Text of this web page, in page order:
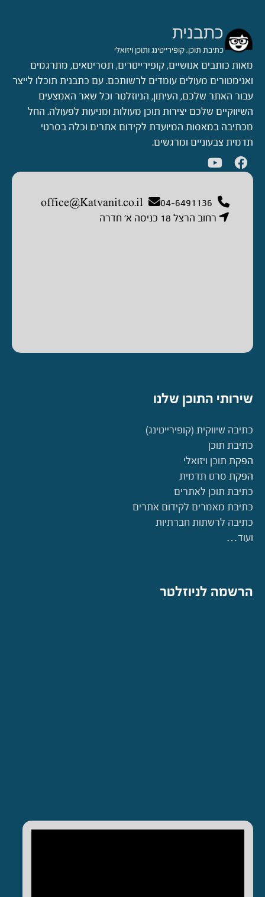
כתבנית
כתיבת תוכן, קופירייטינג ותוכן ויזואלי
מאות כותבים אנושיים, קופירייטרים, תסריטאים, מתרגמים
ואנימטורים מעולים עומדים לרשותכם. עם כתבנית תוכלו לייצר
עבור האתר שלכם, העיתון, הניוזלטר וכל שאר האמצעים
השיווקיים שלכם יצירות תוכן מעולות ומניעות לפעולה. החל
מכתיבה במאסות המיועדת לקידום אתרים וכלה בסרטי
תדמית צבעוניים ומרגשים.
04-6491136
office@Katvanit.co.il
רחוב הרצל 18 כניסה א’ חדרה
שירותי התוכן שלנו
כתיבה שיווקית (קופירייטינג)
כתיבת תוכן
הפקת תוכן ויזואלי
הפקת סרט תדמית
כתיבת תוכן לאתרים
כתיבת מאמרים לקידום אתרים
כתיבה לרשתות חברתיות
ועוד…
הרשמה לניוזלטר